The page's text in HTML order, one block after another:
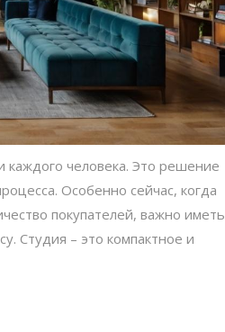
человека. Это решение
Особенно сейчас, когда
покупателей, важно иметь
Студия – это компактное и